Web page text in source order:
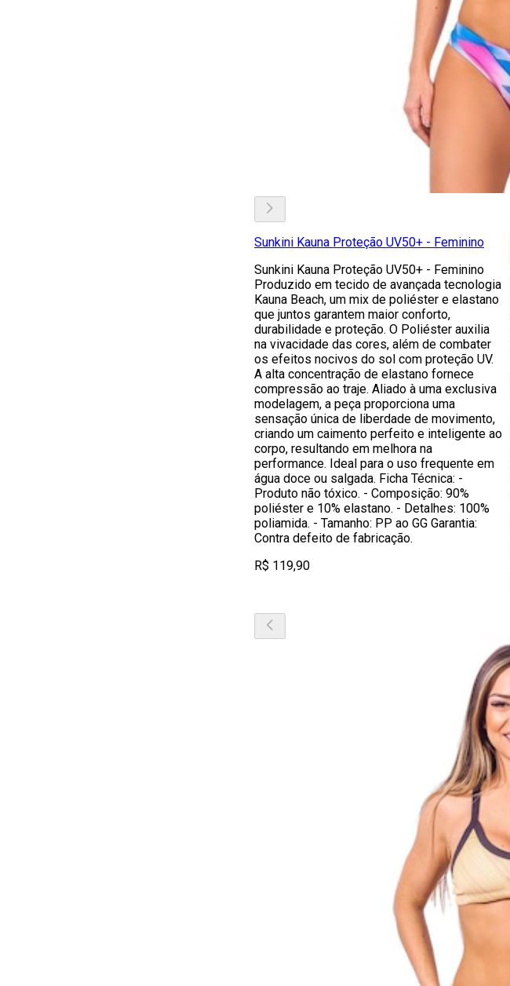
Sunkini Kauna Proteção UV50+ - Feminino
Sunkini Kauna Proteção UV50+ - Feminino
Produzido em tecido de avançada tecnologia
Kauna Beach, um mix de poliéster e elastano
que juntos garantem maior conforto,
durabilidade e proteção. O Poliéster auxilia
na vivacidade das cores, além de combater
os efeitos nocivos do sol com proteção UV.
A alta concentração de elastano fornece
compressão ao traje. Aliado à uma exclusiva
modelagem, a peça proporciona uma
sensação única de liberdade de movimento,
criando um caimento perfeito e inteligente ao
corpo, resultando em melhora na
performance. Ideal para o uso frequente em
água doce ou salgada. Ficha Técnica: -
Produto não tóxico. - Composição: 90%
poliéster e 10% elastano. - Detalhes: 100%
poliamida. - Tamanho: PP ao GG Garantia:
Contra defeito de fabricação.
R$ 119,90